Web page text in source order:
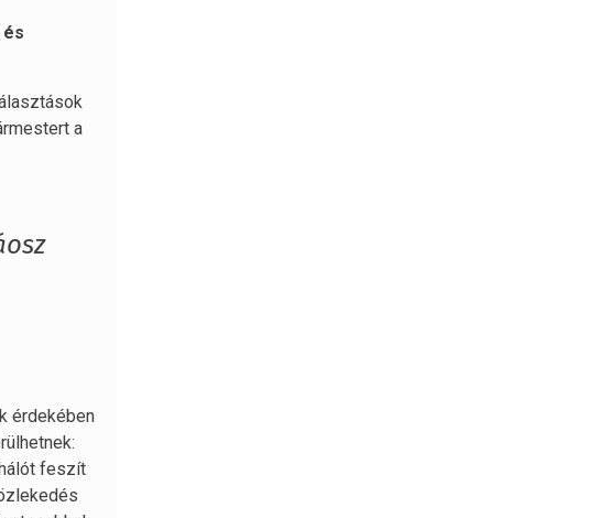
a
érdekében
feszít